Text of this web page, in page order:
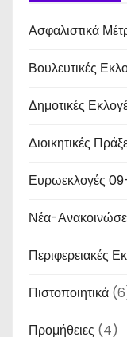
Ασφαλιστικά
Βουλευτικές
Δημοτικές
Διοικητικές
Ευρωεκλογές
Νέα-
Περιφερειακές
Πιστοποιητικά
Προμήθειες (4)